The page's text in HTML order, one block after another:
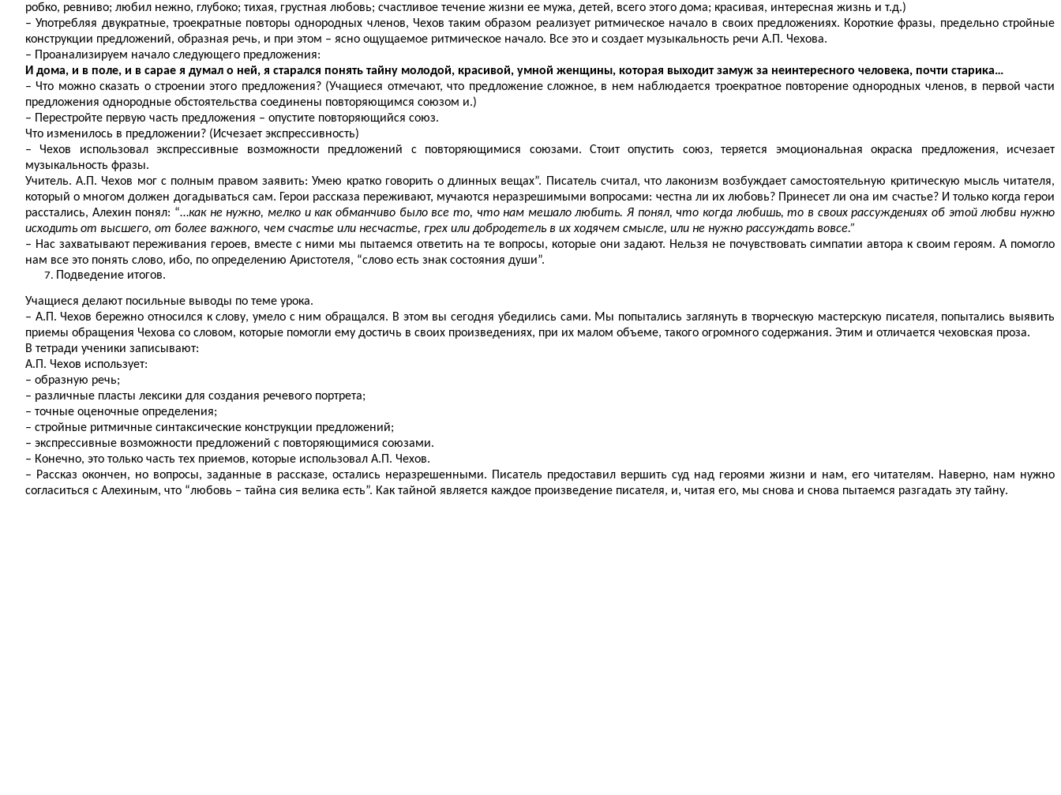
робко, ревниво; любил нежно, глубоко; тихая, грустная любовь; счастливое течение жизни ее мужа, детей, всего этого дома; красивая, интересная жизнь и т.д.)
– Употребляя двукратные, троекратные повторы однородных членов, Чехов таким образом реализует ритмическое начало в своих предложениях. Короткие фразы, предельно стройные
конструкции предложений, образная речь, и при этом – ясно ощущаемое ритмическое начало. Все это и создает музыкальность речи А.П. Чехова.
– Проанализируем начало следующего предложения:
И дома, и в поле, и в сарае я думал о ней, я старался понять тайну молодой, красивой, умной женщины, которая выходит замуж за неинтересного человека, почти старика…
– Что можно сказать о строении этого предложения? (Учащиеся отмечают, что предложение сложное, в нем наблюдается троекратное повторение однородных членов, в первой части
предложения однородные обстоятельства соединены повторяющимся союзом и.)
– Перестройте первую часть предложения – опустите повторяющийся союз.
Что изменилось в предложении? (Исчезает экспрессивность)
– Чехов использовал экспрессивные возможности предложений с повторяющимися союзами. Стоит опустить союз, теряется эмоциональная окраска предложения, исчезает
музыкальность фразы.
Учитель. А.П. Чехов мог с полным правом заявить: Умею кратко говорить о длинных вещах”. Писатель считал, что лаконизм возбуждает самостоятельную критическую мысль читателя,
который о многом должен догадываться сам. Герои рассказа переживают, мучаются неразрешимыми вопросами: честна ли их любовь? Принесет ли она им счастье? И только когда герои
расстались, Алехин понял: “…как не нужно, мелко и как обманчиво было все то, что нам мешало любить. Я понял, что когда любишь, то в своих рассуждениях об этой любви нужно
исходить от высшего, от более важного, чем счастье или несчастье, грех или добродетель в их ходячем смысле, или не нужно рассуждать вовсе.”
– Нас захватывают переживания героев, вместе с ними мы пытаемся ответить на те вопросы, которые они задают. Нельзя не почувствовать симпатии автора к своим героям. А помогло
нам все это понять слово, ибо, по определению Аристотеля, “слово есть знак состояния души”.
Подведение итогов.
Учащиеся делают посильные выводы по теме урока.
– А.П. Чехов бережно относился к слову, умело с ним обращался. В этом вы сегодня убедились сами. Мы попытались заглянуть в творческую мастерскую писателя, попытались выявить
приемы обращения Чехова со словом, которые помогли ему достичь в своих произведениях, при их малом объеме, такого огромного содержания. Этим и отличается чеховская проза.
В тетради ученики записывают:
А.П. Чехов использует:
– образную речь;
– различные пласты лексики для создания речевого портрета;
– точные оценочные определения;
– стройные ритмичные синтаксические конструкции предложений;
– экспрессивные возможности предложений с повторяющимися союзами.
– Конечно, это только часть тех приемов, которые использовал А.П. Чехов.
– Рассказ окончен, но вопросы, заданные в рассказе, остались неразрешенными. Писатель предоставил вершить суд над героями жизни и нам, его читателям. Наверно, нам нужно
согласиться с Алехиным, что “любовь – тайна сия велика есть”. Как тайной является каждое произведение писателя, и, читая его, мы снова и снова пытаемся разгадать эту тайну.